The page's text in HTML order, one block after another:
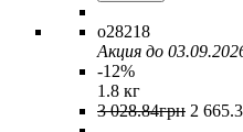
o28218
Акция до
-12%
1.8 кг
3 028.84грн 2 665.